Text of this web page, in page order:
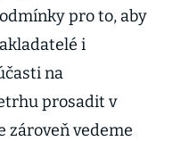
pro to, aby
i
na
prosadit v
zároveň vedeme